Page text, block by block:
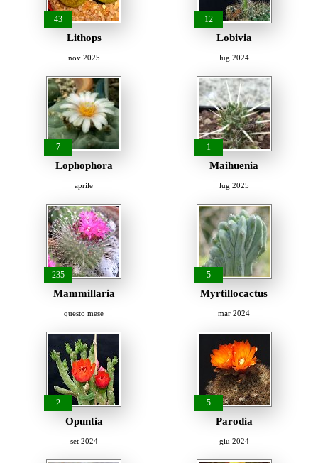
43
Lithops
nov 2025
12
Lobivia
lug 2024
7
Lophophora
aprile
1
Maihuenia
lug 2025
235
Mammillaria
questo mese
5
Myrtillocactus
mar 2024
2
Opuntia
set 2024
5
Parodia
giu 2024